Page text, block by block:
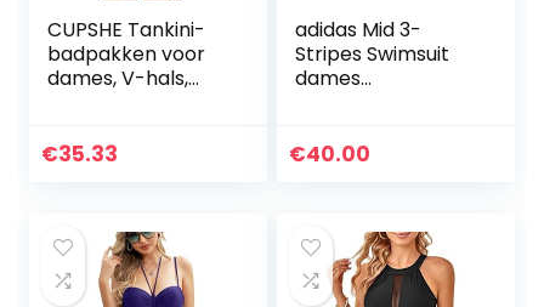
CUPSHE Tankini-
badpakken voor
dames, V-hals,
tweedelig badpak,
€35.33
adidas Mid 3-
Stripes Swimsuit
dames
€40.00